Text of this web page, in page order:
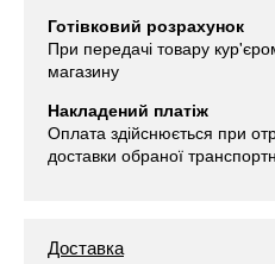
Готівковий розрахунок
При передачі товару
магазину
Накладений платіж
Оплата здійснюється при
доставки обраної
Доставка